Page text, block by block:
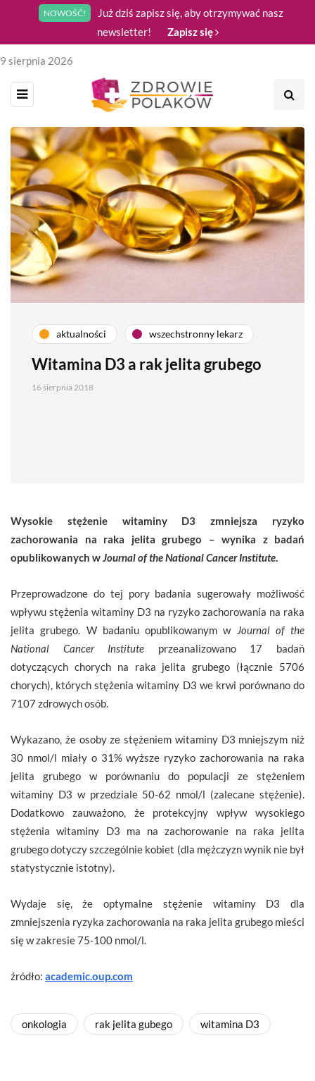
NOWOŚĆ!
Już dziś zapisz się, aby otrzymywać nasz
newsletter!
Zapisz się
9 sierpnia 2026
aktualności wszechstronny lekarz
Witamina D3 a rak jelita grubego
16 sierpnia 2018
Wysokie stężenie witaminy D3 zmniejsza ryzyko
zachorowania na raka jelita grubego – wynika z badań
opublikowanych w Journal of the National Cancer Institute
Przeprowadzone do tej pory badania sugerowały możliwość
wpływu stężenia witaminy D3 na ryzyko zachorowania na raka
jelita grubego. W badaniu opublikowanym w
Journal of the
National Cancer Institute przeanalizowano 17 badań
dotyczących chorych na raka jelita grubego (łącznie 5706
chorych), których stężenia witaminy D3 we krwi porównano do
7107 zdrowych osób.
Wykazano, że osoby ze stężeniem witaminy D3 mniejszym niż
30 nmol/l miały o 31% wyższe ryzyko zachorowania na raka
jelita grubego w porównaniu do populacji ze stężeniem
witaminy D3 w przedziale 50-62 nmol/l (zalecane stężenie).
Dodatkowo zauważono, że protekcyjny wpływ wysokiego
stężenia witaminy D3 ma na zachorowanie na raka jelita
grubego dotyczy szczególnie kobiet (dla mężczyzn wynik nie był
statystycznie istotny).
Wydaje się, że optymalne stężenie witaminy D3 dla
zmniejszenia ryzyka zachorowania na raka jelita grubego mieści
się w zakresie 75-100 nmol/l.
źródło: academic.oup.com
onkologia rak jelita gubego witamina D3